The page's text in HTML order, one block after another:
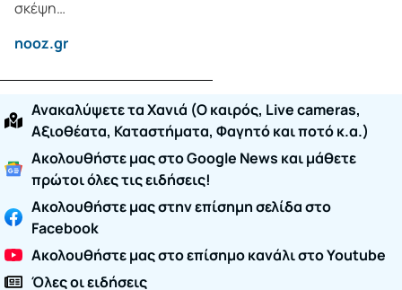
σκέψη…
nooz.gr
Ανακαλύψετε τα Χανιά (O καιρός, Live cameras,
Αξιοθέατα, Καταστήματα, Φαγητό και ποτό κ.α.)
Ακολουθήστε μας στο Google News και μάθετε
πρώτοι όλες τις ειδήσεις!
Ακολουθήστε μας στην επίσημη σελίδα στο
Facebook
Ακολουθήστε μας στο επίσημο κανάλι στο Youtube
Όλες οι ειδήσεις